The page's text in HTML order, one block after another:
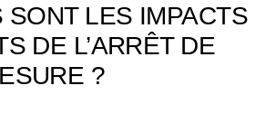
SONT LES IMPACTS
DE L’ARRÊT DE
?